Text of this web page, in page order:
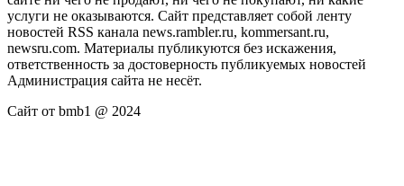
услуги не оказываются. Сайт представляет собой ленту
новостей RSS канала news.rambler.ru, kommersant.ru,
newsru.com. Материалы публикуются без искажения,
ответственность за достоверность публикуемых новостей
Администрация сайта не несёт.
Сайт от bmb1 @ 2024